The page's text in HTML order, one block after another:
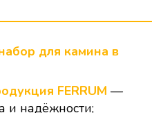
для камина в
FERRUM —
и надёжности;